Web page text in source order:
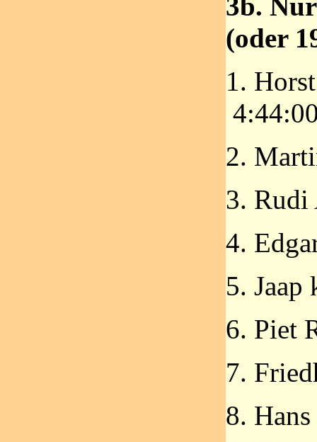
(oder
1.
2.
3.
4.
5. Jaap
6. Piet
7.
8.